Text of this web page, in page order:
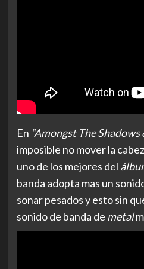
En “Amongst The Shadows
imposible no mover la
uno de los mejores del
banda adopta mas un
sonar pesados y esto sin
sonido de banda de metal